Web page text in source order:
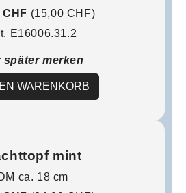
CHF (15,00 CHF)
E16006.31.2
später merken
WARENKORB
mint
ca. 18 cm